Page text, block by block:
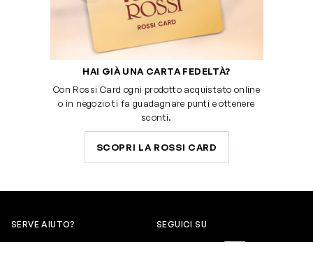
HAI GIÀ UNA CARTA FEDELTÀ?
Con Rossi Card ogni prodotto acquistato online
o in negozio ti fa guadagnare punti e ottenere
sconti.
SCOPRI LA ROSSI CARD
SERVE AIUTO? SEGUICI SU